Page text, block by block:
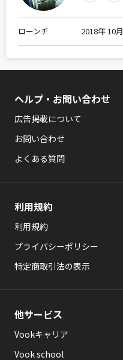
ローンチ 2018年 10月
ヘルプ・お問い合わせ
広告掲載について
お問い合わせ
よくある質問
利用規約
利用規約
プライバシーポリシー
特定商取引法の表示
他サービス
Vookキャリア
Vook school